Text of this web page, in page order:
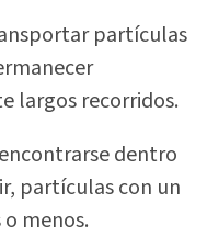
partículas
largos recorridos.
dentro
partículas con un
menos.